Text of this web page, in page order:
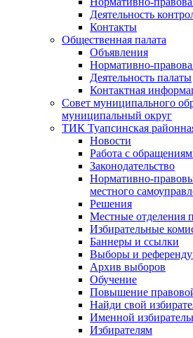
Деятельность
Контакты
Общественная палата
Объявления
Нормативно-
Деятельность палаты
Контактная
Совет муниципального
муниципальный округ
ТИК Туапсинская
Новости
Работа с
Законодательство
Нормативно-
местного
Решения
Местные отделения
Избирательные
Баннеры и ссылки
Выборы и
Архив выборов
Обучение
Повышение
Найди свой
Именной
Избирателям